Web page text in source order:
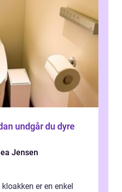
undgår du dyre
Jensen
er en enkel